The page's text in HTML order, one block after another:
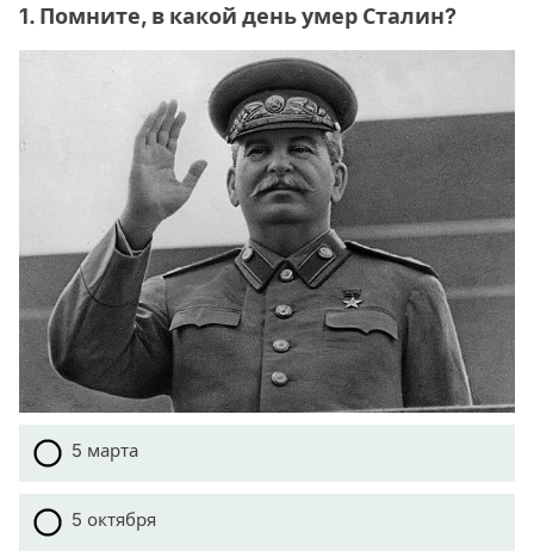
1. Помните, в какой день умер Сталин?
5 марта
5 октября